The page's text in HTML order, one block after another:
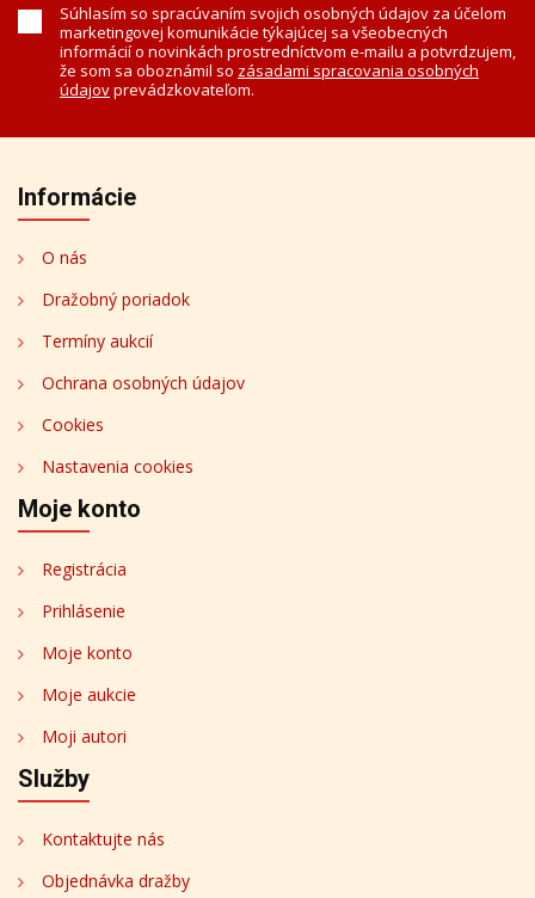
Súhlasím so spracúvaním svojich osobných údajov za účelom
marketingovej komunikácie týkajúcej sa všeobecných
informácií o novinkách prostredníctvom e-mailu a potvrdzujem,
že som sa oboznámil so zásadami spracovania osobných
údajovprevádzkovateľom.
Informácie
O nás
Dražobný poriadok
Termíny aukcií
Ochrana osobných údajov
Cookies
Nastavenia cookies
Moje konto
Registrácia
Prihlásenie
Moje konto
Moje aukcie
Moji autori
Služby
Kontaktujte nás
Objednávka dražby